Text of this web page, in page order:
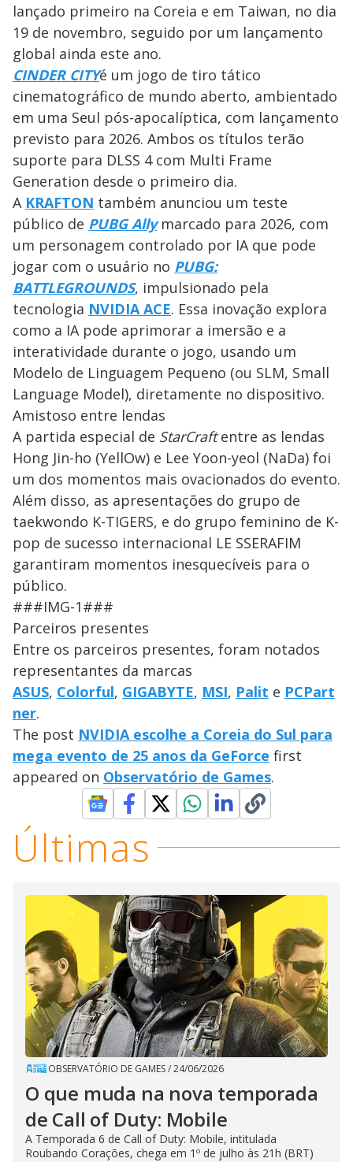
lançado primeiro na Coreia e em Taiwan, no dia
19 de novembro, seguido por um lançamento
global ainda este ano.
CINDER CITYé um jogo de tiro tático
cinematográfico de mundo aberto, ambientado
em uma Seul pós-apocalíptica, com lançamento
previsto para 2026. Ambos os títulos terão
suporte para DLSS 4 com Multi Frame
Generation desde o primeiro dia.
A KRAFTON também anunciou um teste
público de PUBG Allymarcado para 2026, com
um personagem controlado por IA que pode
jogar com o usuário no PUBG:
BATTLEGROUNDS, impulsionado pela
tecnologia NVIDIA ACE. Essa inovação explora
como a IA pode aprimorar a imersão e a
interatividade durante o jogo, usando um
Modelo de Linguagem Pequeno (ou SLM, Small
Language Model), diretamente no dispositivo.
Amistoso entre lendas
A partida especial de StarCraftentre as lendas
Hong Jin-ho (YellOw) e Lee Yoon-yeol (NaDa) foi
um dos momentos mais ovacionados do evento.
Além disso, as apresentações do grupo de
taekwondo K-TIGERS, e do grupo feminino de K-
pop de sucesso internacional LE SSERAFIM
garantiram momentos inesquecíveis para o
público.
###IMG-1###
Parceiros presentes
Entre os parceiros presentes, foram notados
representantes da marcas
ASUS, Colorful, GIGABYTE, MSI, Palit e PCPart
ner.
The post NVIDIA escolhe a Coreia do Sul para
mega evento de 25 anos da GeForce first
appeared on Observatório de Games.
Últimas
OBSERVATÓRIO DE GAMES/24/06/2026
O que muda na nova temporada
de Call of Duty: Mobile
A Temporada 6 de Call of Duty: Mobile, intitulada
Roubando Corações, chega em 1º de julho às 21h (BRT)